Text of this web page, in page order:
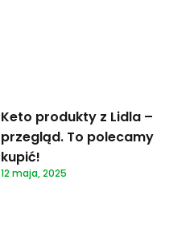
Keto produkty z Lidla –
przegląd. To polecamy
kupić!
12 maja, 2025